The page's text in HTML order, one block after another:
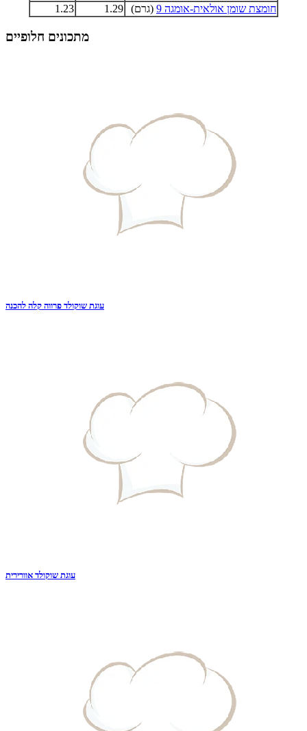
חומצת שומן אולאית-אומגה 9
(גרם) 1.29
1.23
מתכונים חלופיים
עוגת שוקולד פרווה קלה להכנה
עוגת שוקולד אוורירית